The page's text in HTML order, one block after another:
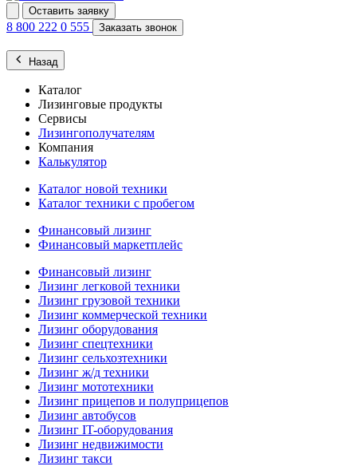
Оставить заявку
8 800 222 0 555 Заказать звонок
Назад
Каталог
Лизинговые продукты
Сервисы
Лизингополучателям
Компания
Калькулятор
Каталог новой техники
Каталог техники с пробегом
Финансовый лизинг
Финансовый маркетплейс
Финансовый лизинг
Лизинг легковой техники
Лизинг грузовой техники
Лизинг коммерческой техники
Лизинг оборудования
Лизинг спецтехники
Лизинг сельхозтехники
Лизинг ж/д техники
Лизинг мототехники
Лизинг прицепов и полуприцепов
Лизинг автобусов
Лизинг IT-оборудования
Лизинг недвижимости
Лизинг такси